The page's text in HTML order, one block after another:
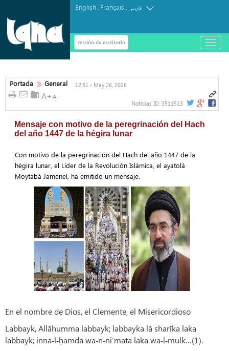
English. Français.فارسی
versión de escritorio
باز
و
Portada General 12:31 - May 26, 2026
Noticias ID: 3511513
Mensaje con motivo de la peregrinación del Hach
del año 1447 de la hégira lunar
Con motivo de la peregrinación del Hach del año 1447 de la
hégira lunar, el Líder de la Revolución Islámica, el ayatolá
Moytabá Jameneí, ha emitido un mensaje.
En el nombre de Dios, el Clemente, el Misericordioso
Labbayk, Allāhumma labbayk; labbayka lā sharīka laka
labbayk; inna‑l‑ḥamda wa‑n‑ni‘mata laka wa‑l‑mulk…(1).